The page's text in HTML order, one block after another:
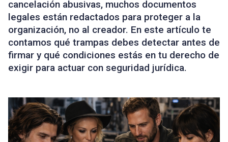
cancelación abusivas, muchos documentos
legales están redactados para proteger a la
organización, no al creador. En este artículo te
contamos qué trampas debes detectar antes de
firmar y qué condiciones estás en tu derecho de
exigir para actuar con seguridad jurídica.